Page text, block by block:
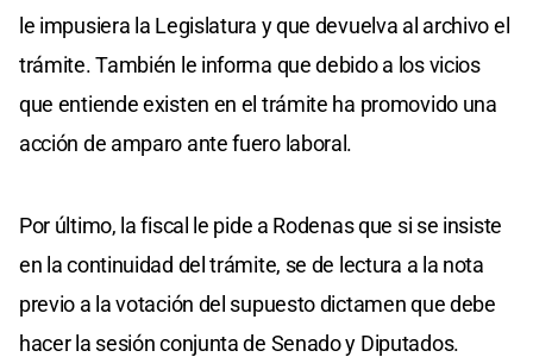
le impusiera la Legislatura y que devuelva al archivo el
trámite. También le informa que debido a los vicios
que entiende existen en el trámite ha promovido una
acción de amparo ante fuero laboral.
Por último, la fiscal le pide a Rodenas que si se insiste
en la continuidad del trámite, se de lectura a la nota
previo a la votación del supuesto dictamen que debe
hacer la sesión conjunta de Senado y Diputados.